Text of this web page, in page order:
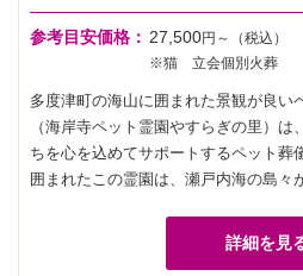
参考目安価格： 27,500円～（税込）
※猫 立会個別火葬
多度津町の海山に囲まれた景観が良い
（海岸寺ペット霊園やすらぎの里）
ちを心を込めてサポートするペット葬
囲まれたこの霊園は、瀬戸内海の島々
詳細を見